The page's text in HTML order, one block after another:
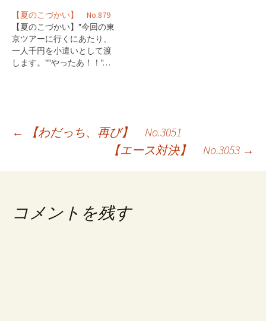
【夏のこづかい】 No.879
【夏のこづかい】"今回の東
京ツアーに行くにあたり、
一人千円を小遣いとして渡
します。""やったあ！！"…
投
ビ
←
【わだっち、再び】 No.3051
【エース対決】 No.3053 →
コメントを残す